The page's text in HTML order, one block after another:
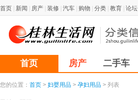
首页 新闻 房产 装修 汽车 购物 分类 教育 论坛
首页 房产 二手车
您的位置： 首页 > 妇婴用品 > 孕妇用品 > 列表